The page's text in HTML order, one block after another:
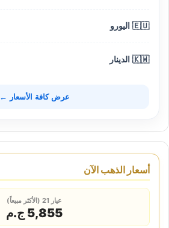
🇪🇺 اليورو
🇰🇼 الدينار
عرض كافة الأسعار ←
أسعار الذهب الآن
عيار 21 (الأكثر مبيعاً)
5,855 ج.م